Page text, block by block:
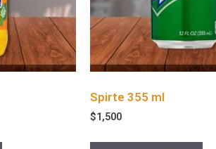
Spirte 355 ml
$1,500